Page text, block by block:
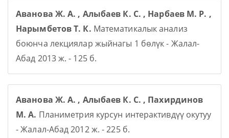
Аванова Ж. А. , Алыбаев К. С. , Нарбаев М. Р. ,
Нарымбетов Т. К. Математикалык анализ
боюнча лекциялар жыйнагы 1 бөлүк - Жалал-
Абад 2013 ж. - 125 б.
Аванова Ж. А. , Алыбаев К. С. , Пахирдинов
М. А. Планиметрия курсун интерактивдүү окутуу
- Жалал-Абад 2012 ж. - 225 б.